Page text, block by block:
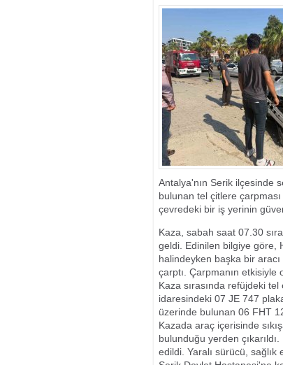
Antalya'nın Serik ilçesinde
bulunan tel çitlere
çevredeki bir iş yerinin
Kaza, sabah saat 07.30
geldi. Edinilen bilgiye göre,
halindeyken başka bir
çarptı. Çarpmanın
Kaza sırasında refüjdeki
idaresindeki 07 JE 747
üzerinde bulunan 06 FHT
Kazada araç içerisinde
bulunduğu yerden
edildi. Yaralı sürücü,